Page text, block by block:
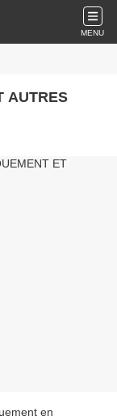
MENU
AUTRES
en